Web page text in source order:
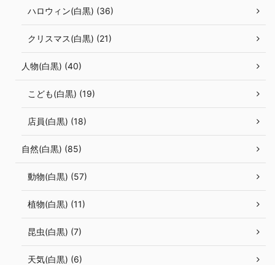
ハロウィン(白黒) (36)
クリスマス(白黒) (21)
人物(白黒) (40)
こども(白黒) (19)
店員(白黒) (18)
自然(白黒) (85)
動物(白黒) (57)
植物(白黒) (11)
昆虫(白黒) (7)
天気(白黒) (6)